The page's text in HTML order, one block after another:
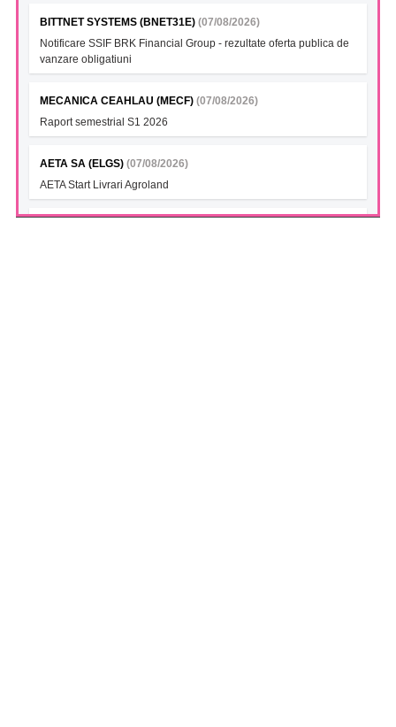
BITTNET SYSTEMS (BNET31E) (07/08/2026)
Notificare SSIF BRK Financial Group - rezultate oferta publica de
vanzare obligatiuni
MECANICA CEAHLAU (MECF) (07/08/2026)
Raport semestrial S1 2026
AETA SA (ELGS) (07/08/2026)
AETA Start Livrari Agroland